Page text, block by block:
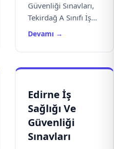
Güvenliği Sınavları,
Tekirdağ A Sınıfı İş...
Devamı →
Edirne İş
Sağlığı Ve
Güvenliği
Sınavları